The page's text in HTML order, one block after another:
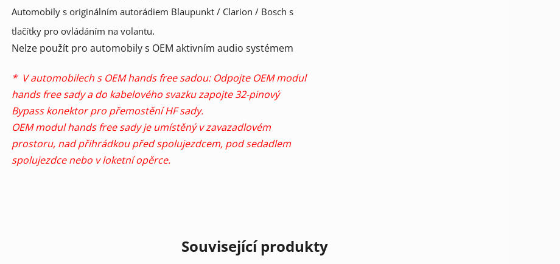
Automobily s originálním autorádiem Blaupunkt / Clarion / Bosch s
tlačítky pro ovládáním na volantu.
Nelze použít pro automobily s OEM aktivním audio systémem
* V automobilech s OEM hands free sadou: Odpojte OEM modul
hands free sady a do kabelového svazku zapojte 32-pinový
Bypass konektor pro přemostění HF sady.
OEM modul hands free sady je umístěný v zavazadlovém
prostoru, nad přihrádkou před spolujezdcem, pod sedadlem
spolujezdce nebo v loketní opěrce.
Související produkty